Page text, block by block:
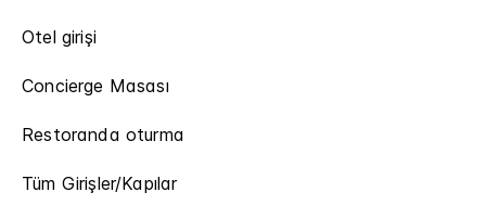
Otel girişi
Concierge Masası
Restoranda oturma
Tüm Girişler/Kapılar